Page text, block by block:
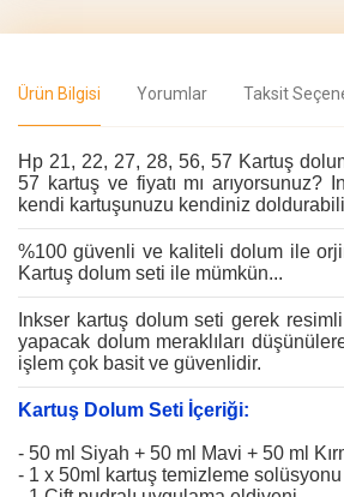
Ürün Bilgisi Yorumlar Taksit
Hp 21, 22, 27, 28, 56, 57 Kartuş
57 kartuş ve fiyatı mı
kendi kartuşunuzu kendiniz
%100 güvenli ve kaliteli dolum ile
Kartuş dolum seti ile mümkün...
Inkser kartuş dolum seti gerek
yapacak dolum meraklıları
işlem çok basit ve güvenlidir.
Kartuş Dolum Seti İçeriği:
- 50 ml Siyah + 50 ml Mavi + 50 ml
- 1 x 50ml kartuş temizleme solüsyonu